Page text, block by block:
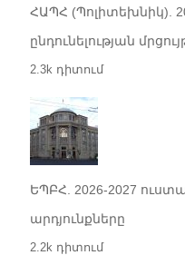
ՀԱՊՀ (Պոլիտեխնիկ).
ընդունելության
2.3k դիտում
ԵՊԲՀ. 2026-2027
արդյունքները
2.2k դիտում